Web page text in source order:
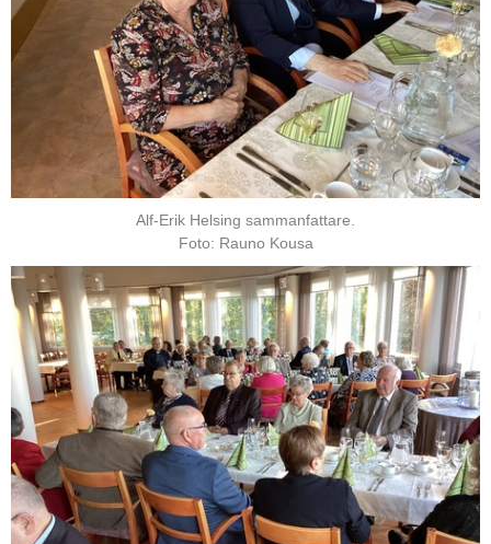
Alf-Erik Helsing sammanfattare.
Foto: Rauno Kousa